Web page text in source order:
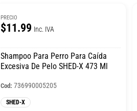
PRECIO
$11.99 Inc. IVA
Shampoo Para Perro Para Caída
Excesiva De Pelo SHED-X 473 Ml
Cod: 736990005205
SHED-X